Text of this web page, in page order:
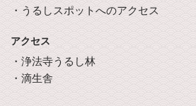
・うるしスポットへのアクセス
アクセス
・浄法寺うるし林
・滴生舎